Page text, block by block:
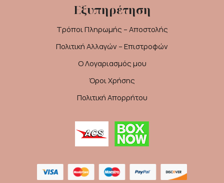
Εξυπηρέτηση
Τρόποι Πληρωμής – Αποστολής
Πολιτική Αλλαγών – Επιστροφών
Ο Λογαριασμός μου
Όροι Χρήσης
Πολιτική Απορρήτου